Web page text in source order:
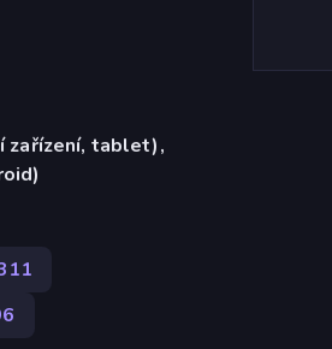
zařízení, tablet),